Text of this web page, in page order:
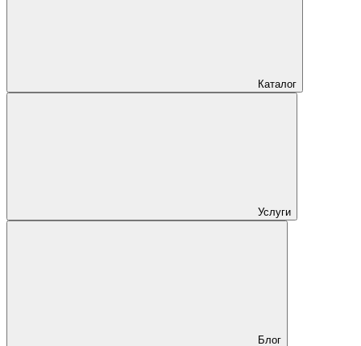
Каталог
Услуги
Блог